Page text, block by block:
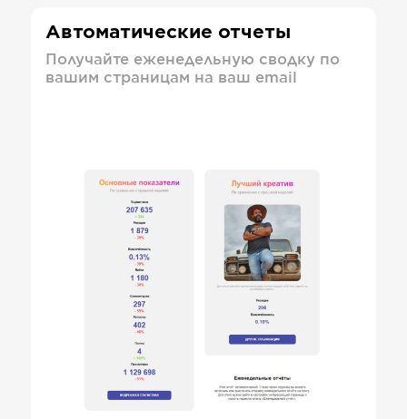
Автоматические отчеты
Получайте еженедельную сводку по
вашим страницам на ваш email